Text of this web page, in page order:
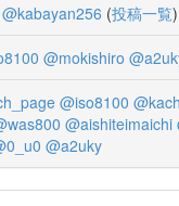
@kabayan256 (投稿一覧)
@mokishiro
@iso8100
@aishiteimaichi
@a2uky